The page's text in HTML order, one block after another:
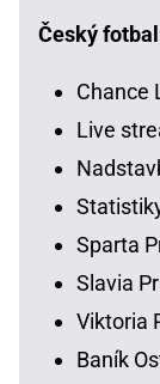
Český
Chance
Live
Sparta
Slavia
Viktoria
Baník